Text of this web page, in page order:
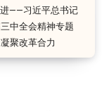
——习近平总书记
中全会精神专题
聚改革合力